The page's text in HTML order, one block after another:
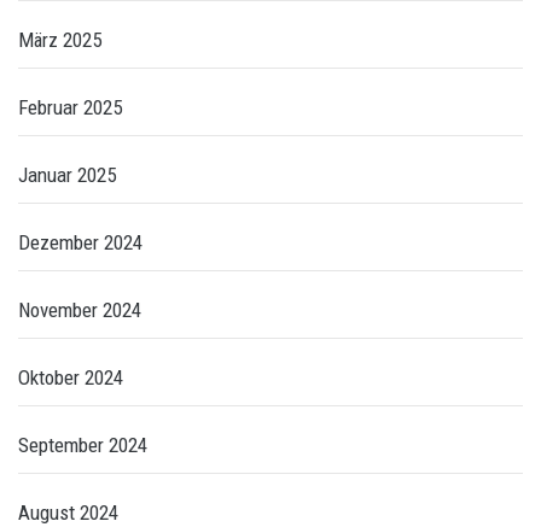
März 2025
Februar 2025
Januar 2025
Dezember 2024
November 2024
Oktober 2024
September 2024
August 2024